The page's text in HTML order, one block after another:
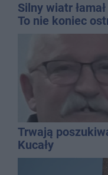
Silny wiatr
To nie koniec
Trwają
Kucały